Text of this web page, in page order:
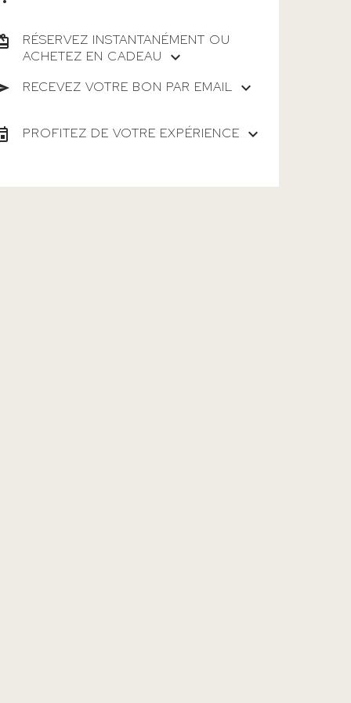
RÉSERVEZ INSTANTANÉMENT OU
ACHETEZ EN CADEAU
RECEVEZ VOTRE BON PAR EMAIL
PROFITEZ DE VOTRE EXPÉRIENCE